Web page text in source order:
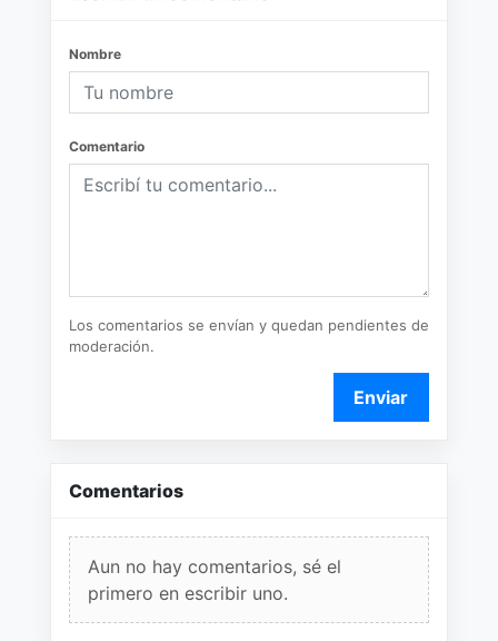
Nombre
Comentario
Los comentarios se envían y quedan pendientes de
moderación.
Enviar
Comentarios
Aun no hay comentarios, sé el
primero en escribir uno.